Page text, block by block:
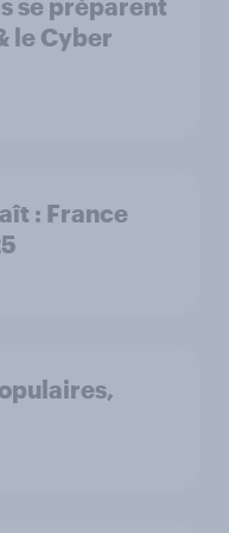
se préparent
le Cyber
: France